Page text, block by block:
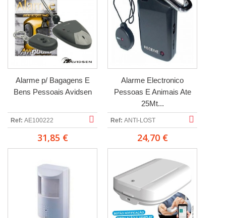
Alarme p/ Bagagens E
Bens Pessoais Avidsen
Ref: AE100222
31,85 €
Alarme Electronico
Pessoas E Animais Ate
25Mt...
Ref: ANTI-LOST
24,70 €